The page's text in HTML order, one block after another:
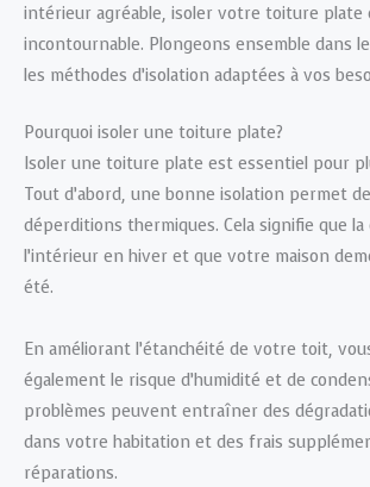
intérieur agréable, isoler votre toiture plate
incontournable. Plongeons ensemble dans
les méthodes d’isolation adaptées à vos
Pourquoi isoler une toiture plate?
Isoler une toiture plate est essentiel pour
Tout d’abord, une bonne isolation permet
déperditions thermiques. Cela signifie que
l’intérieur en hiver et que votre maison
été.
En améliorant l’étanchéité de votre toit,
également le risque d’humidité et de
problèmes peuvent entraîner des
dans votre habitation et des frais
réparations.